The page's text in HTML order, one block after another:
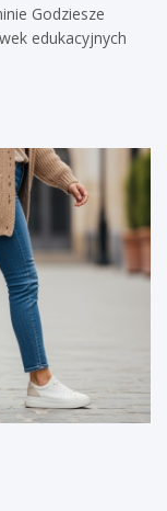
Godziesze
edukacyjnych